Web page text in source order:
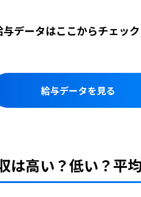
データはここからチェッ
給与データを見る
は高い？低い？平